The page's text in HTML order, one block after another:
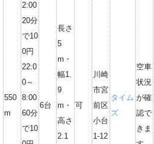
550
m
2:00
20分
で10
0円
22:0
0～
8:00
60分
で10
6台
長さ
5
m・
幅1.
9
m・
高さ
2.1
可
川崎
市宮
前区
小台
1-12
タイム
ズ
空車
状況
が確
認で
きま